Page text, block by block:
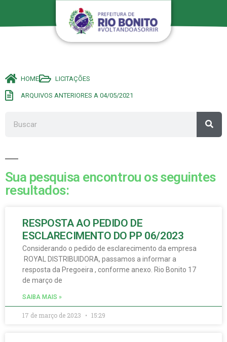
HOME LICITAÇÕES
ARQUIVOS ANTERIORES A 04/05/2021
Sua pesquisa encontrou os seguintes
resultados:
RESPOSTA AO PEDIDO DE
ESCLARECIMENTO DO PP 06/2023
Considerando o pedido de esclarecimento da empresa
ROYAL DISTRIBUIDORA, passamos a informar a
resposta da Pregoeira , conforme anexo. Rio Bonito 17
de março de
SAIBA MAIS »
17 de março de 2023 15:29